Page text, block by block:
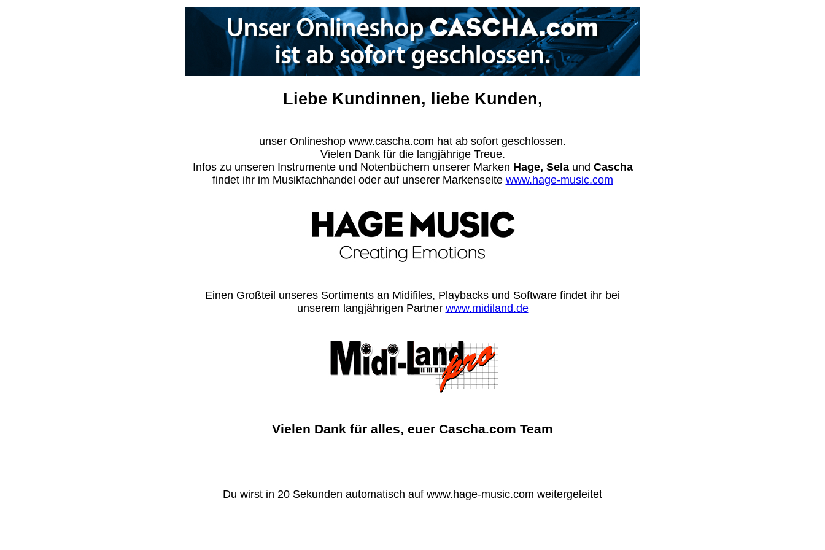
Liebe Kundinnen, liebe Kunden,
unser Onlineshop www.cascha.com hat ab sofort geschlossen.
Vielen Dank für die langjährige Treue.
Infos zu unseren Instrumente und Notenbüchern unserer Marken Hage, Selaund Cascha
findet ihr im Musikfachhandel oder auf unserer Markenseite www.hage-music.com
Einen Großteil unseres Sortiments an Midifiles, Playbacks und Software findet ihr bei
unserem langjährigen Partner www.midiland.de
Vielen Dank für alles, euer Cascha.com Team
Du wirst in 20 Sekunden automatisch auf www.hage-music.com weitergeleitet